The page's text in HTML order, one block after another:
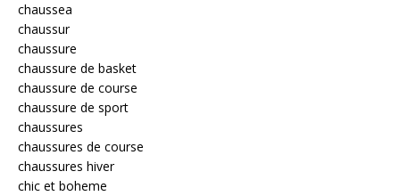
chaussea
chaussur
chaussure
chaussure de basket
chaussure de course
chaussure de sport
chaussures
chaussures de course
chaussures hiver
chic et boheme